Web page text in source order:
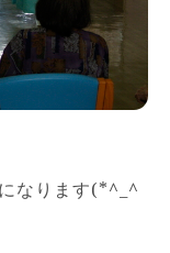
なります(*^_^